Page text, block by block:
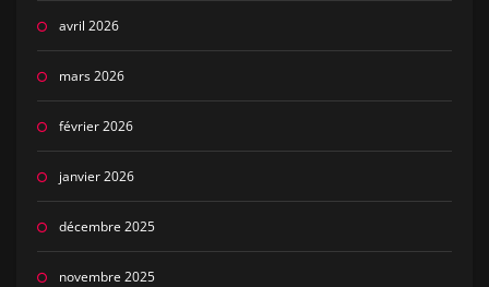
avril 2026
mars 2026
février 2026
janvier 2026
décembre 2025
novembre 2025